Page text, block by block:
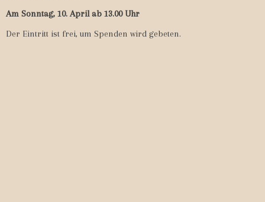
Am Sonntag, 10. April ab 13.00 Uhr
Der Eintritt ist frei, um Spenden wird gebeten.